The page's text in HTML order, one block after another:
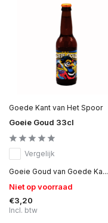
Goede Kant van Het Spoor
Goeie Goud 33cl
Vergelijk
Goeie Goud van Goede Ka...
Niet op voorraad
€3,20
Incl. btw